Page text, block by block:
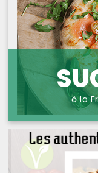
NOS PIZZAS
NOS SAVEURS D
OFFRE PRIMA
OFFRE MEZZO
MENUS BAMBINO
NOS PATES
PROTECTION
DONNÉES
à la